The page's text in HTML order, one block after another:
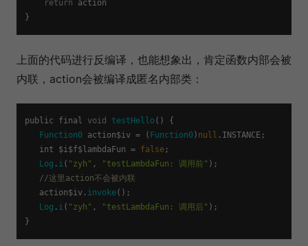
return action
上面的代码进行反编译，也能想象出，肯定函数内部会被
内联，action会被编译成匿名内部类：
public final void testHello( ) {
Function0 action$iv = ( Function0) null . INSTANCE ;
   int $i$f$lambdaFun =
false ;
Log . i( "zyh" , "testLambdaFun: 调用前" );
//这里action不会被内联
   action$iv.
invoke();
Log . i( "zyh" , "testLambdaFun: 调用后" );